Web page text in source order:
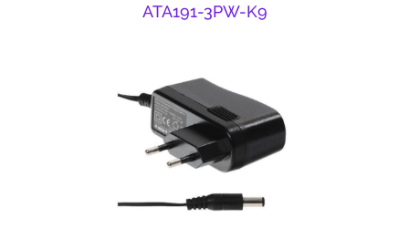
ATA191-3PW-K9